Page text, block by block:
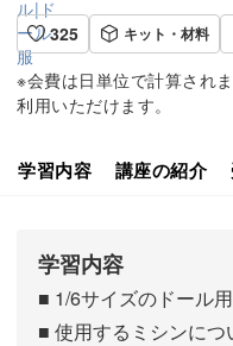
325
キット・材料
※会費は日単位で計算され
利用いただけます。
学習内容 講座の紹介
学習内容
■ 1/6サイズのドール
■ 使用するミシンにつ